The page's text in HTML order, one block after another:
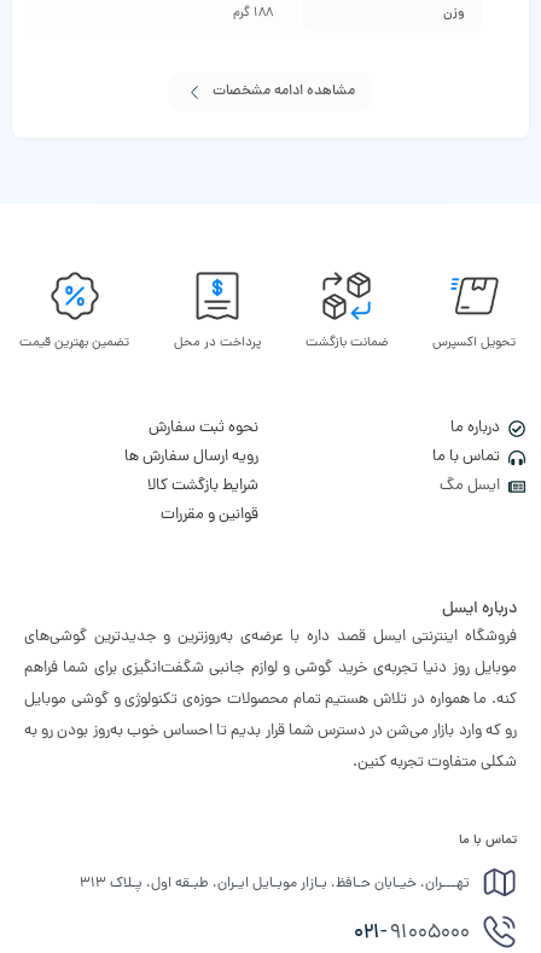
وزن 188 گرم
مشاهده ادامه مشخصات
تحویل اکسپرس ضمانت بازگشت پرداخت در محل تضمین بهترین قیمت
درباره ما
تماس با ما
ایسل مگ
نحوه ثبت سفارش
رویه ارسال سفارش ها
شرایط بازگشت کالا
قوانین و مقررات
درباره ایسل
فروشگاه اینترنتی ایسل قصد داره با عرضه‌ی به‌روزترین و جدیدترین گوشی‌های
موبایل روز دنیا تجربه‌ی خرید گوشی و لوازم جانبی شگفت‌انگیزی برای شما فراهم
کنه. ما همواره در تلاش هستیم تمام محصولات حوزه‌ی تکنولوژی و گوشی موبایل
رو که وارد بازار می‌شن در دسترس شما قرار بدیم تا احساس خوب به‌روز بودن رو به
شکلی متفاوت تجربه کنین.
تماس با ما
تهـــران، خیـابان حـافظ، بـازار موبـایل ایـران، طبـقه اول، پـلاک ۳۱۳
021-91005000